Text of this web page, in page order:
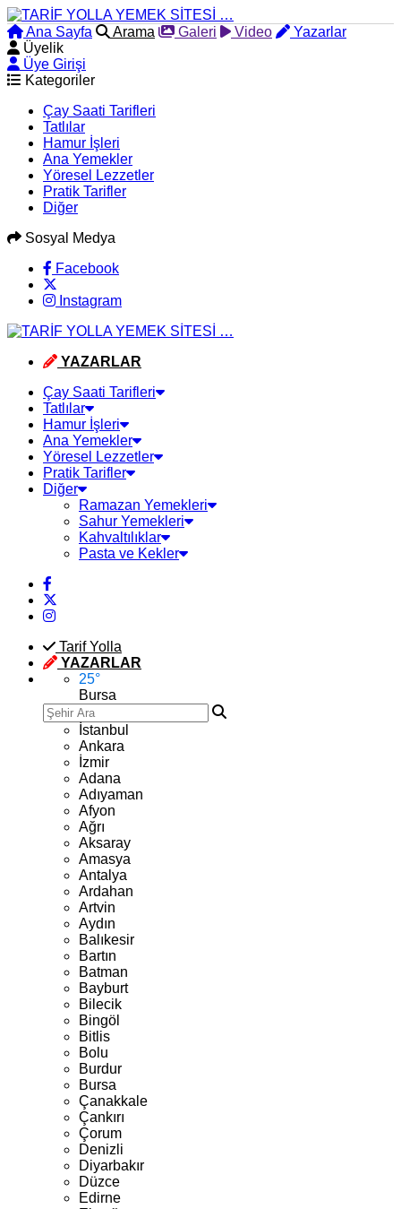
Ana Sayfa Arama Galeri Video
Yazarlar
Üyelik
Üye Girişi
Kategoriler
Çay Saati Tarifleri
Tatlılar
Hamur İşleri
Ana Yemekler
Yöresel Lezzetler
Pratik Tarifler
Diğer
Sosyal Medya
Facebook
Instagram
YAZARLAR
Çay Saati Tarifleri
Tatlılar
Hamur İşleri
Ana Yemekler
Yöresel Lezzetler
Pratik Tarifler
Diğer
Ramazan Yemekleri
Sahur Yemekleri
Kahvaltılıklar
Pasta ve Kekler
Tarif Yolla
YAZARLAR
25°
Bursa
İstanbul
Ankara
İzmir
Adana
Adıyaman
Afyon
Ağrı
Aksaray
Amasya
Antalya
Ardahan
Artvin
Aydın
Balıkesir
Bartın
Batman
Bayburt
Bilecik
Bingöl
Bitlis
Bolu
Burdur
Bursa
Çanakkale
Çankırı
Çorum
Denizli
Diyarbakır
Düzce
Edirne